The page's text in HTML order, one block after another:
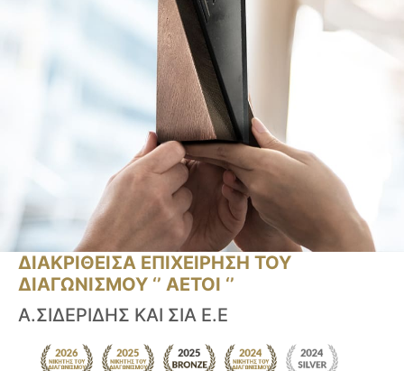
ΔΙΑΚΡΙΘΕΙΣΑ ΕΠΙΧΕΙΡΗΣΗ ΤΟΥ
ΔΙΑΓΩΝΙΣΜΟΥ ‘’ ΑΕΤΟΙ ‘’
Α.ΣΙΔΕΡΙΔΗΣ ΚΑΙ ΣΙΑ Ε.Ε